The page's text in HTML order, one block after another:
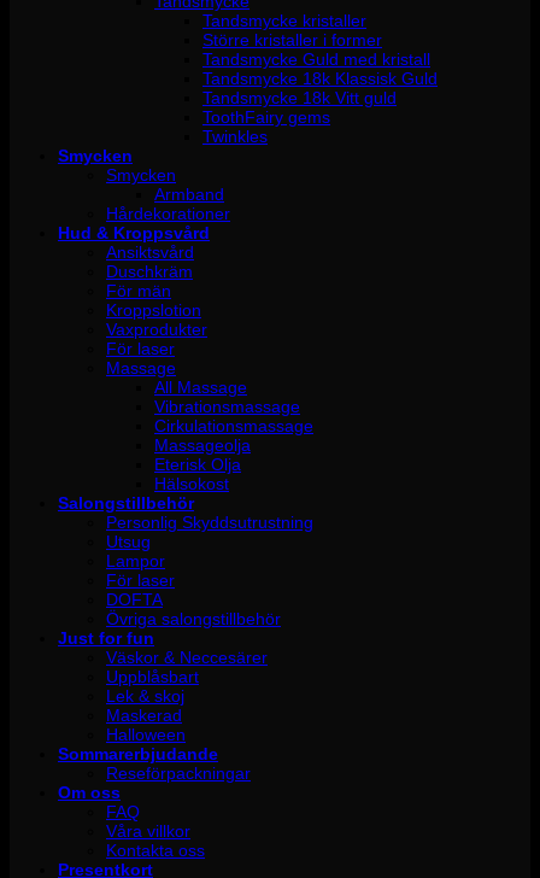
Tandsmycke kristaller
Större kristaller i former
Tandsmycke Guld med kristall
Tandsmycke 18k Klassisk Guld
Tandsmycke 18k Vitt guld
ToothFairy gems
Twinkles
Smycken
Smycken
Armband
Hårdekorationer
Hud & Kroppsvård
Ansiktsvård
Duschkräm
För män
Kroppslotion
Vaxprodukter
För laser
Massage
All Massage
Vibrationsmassage
Cirkulationsmassage
Massageolja
Eterisk Olja
Hälsokost
Salongstillbehör
Personlig Skyddsutrustning
Utsug
Lampor
För laser
DOFTA
Övriga salongstillbehör
Just for fun
Väskor & Neccesärer
Uppblåsbart
Lek & skoj
Maskerad
Halloween
Sommarerbjudande
Reseförpackningar
Om oss
FAQ
Våra villkor
Kontakta oss
Presentkort